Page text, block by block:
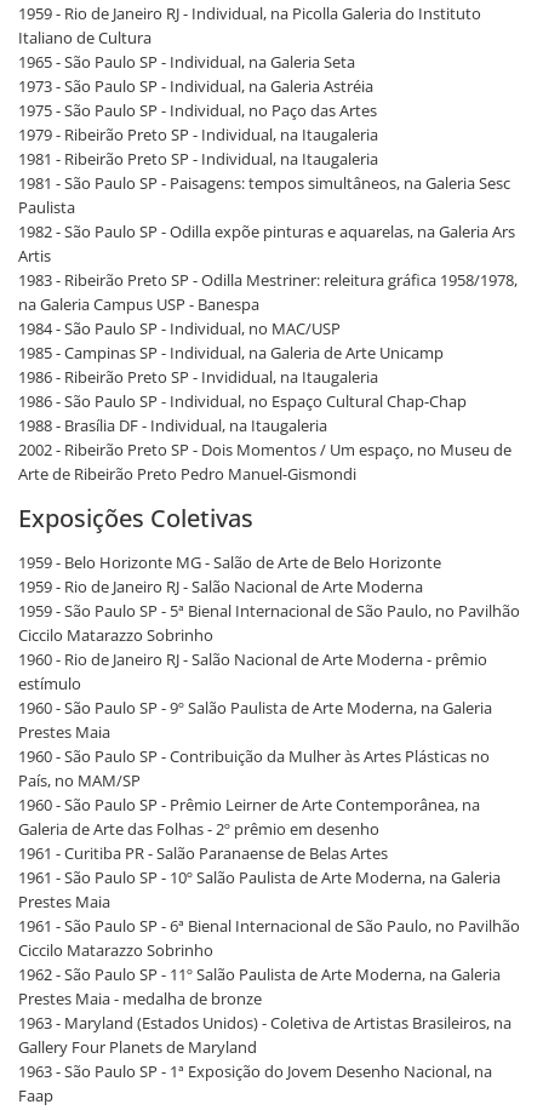
1959 - Rio de Janeiro RJ - Individual, na Picolla Galeria do Instituto
Italiano de Cultura
1965 - São Paulo SP - Individual, na Galeria Seta
1973 - São Paulo SP - Individual, na Galeria Astréia
1975 - São Paulo SP - Individual, no Paço das Artes
1979 - Ribeirão Preto SP - Individual, na Itaugaleria
1981 - Ribeirão Preto SP - Individual, na Itaugaleria
1981 - São Paulo SP - Paisagens: tempos simultâneos, na Galeria Sesc
Paulista
1982 - São Paulo SP - Odilla expõe pinturas e aquarelas, na Galeria Ars
Artis
1983 - Ribeirão Preto SP - Odilla Mestriner: releitura gráfica 1958/1978,
na Galeria Campus USP - Banespa
1984 - São Paulo SP - Individual, no MAC/USP
1985 - Campinas SP - Individual, na Galeria de Arte Unicamp
1986 - Ribeirão Preto SP - Invididual, na Itaugaleria
1986 - São Paulo SP - Individual, no Espaço Cultural Chap-Chap
1988 - Brasília DF - Individual, na Itaugaleria
2002 - Ribeirão Preto SP - Dois Momentos / Um espaço, no Museu de
Arte de Ribeirão Preto Pedro Manuel-Gismondi
Exposições Coletivas
1959 - Belo Horizonte MG - Salão de Arte de Belo Horizonte
1959 - Rio de Janeiro RJ - Salão Nacional de Arte Moderna
1959 - São Paulo SP - 5ª Bienal Internacional de São Paulo, no Pavilhão
Ciccilo Matarazzo Sobrinho
1960 - Rio de Janeiro RJ - Salão Nacional de Arte Moderna - prêmio
estímulo
1960 - São Paulo SP - 9º Salão Paulista de Arte Moderna, na Galeria
Prestes Maia
1960 - São Paulo SP - Contribuição da Mulher às Artes Plásticas no
País, no MAM/SP
1960 - São Paulo SP - Prêmio Leirner de Arte Contemporânea, na
Galeria de Arte das Folhas - 2º prêmio em desenho
1961 - Curitiba PR - Salão Paranaense de Belas Artes
1961 - São Paulo SP - 10º Salão Paulista de Arte Moderna, na Galeria
Prestes Maia
1961 - São Paulo SP - 6ª Bienal Internacional de São Paulo, no Pavilhão
Ciccilo Matarazzo Sobrinho
1962 - São Paulo SP - 11º Salão Paulista de Arte Moderna, na Galeria
Prestes Maia - medalha de bronze
1963 - Maryland (Estados Unidos) - Coletiva de Artistas Brasileiros, na
Gallery Four Planets de Maryland
1963 - São Paulo SP - 1ª Exposição do Jovem Desenho Nacional, na
Faap